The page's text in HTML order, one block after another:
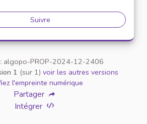
Suivre Élargir les horaires
algopo-PROP-2024-12-2406
1 (sur 1) voir les autres versions
l'empreinte numérique
Partager
Intégrer